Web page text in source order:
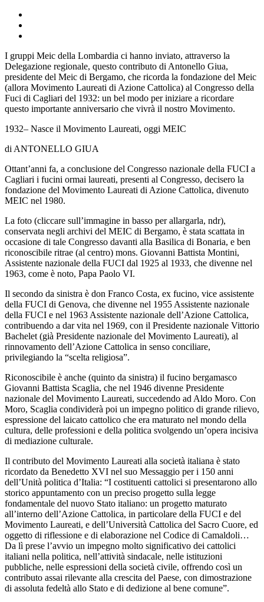
I gruppi Meic della Lombardia ci hanno inviato, attraverso la
Delegazione regionale, questo contributo di Antonello Giua,
presidente del Meic di Bergamo, che ricorda la fondazione del Meic
(allora Movimento Laureati di Azione Cattolica) al Congresso della
Fuci di Cagliari del 1932: un bel modo per iniziare a ricordare
questo importante anniversario che vivrà il nostro Movimento.
1932– Nasce il Movimento Laureati, oggi MEIC
di ANTONELLO GIUA
Ottant’anni fa, a conclusione del Congresso nazionale della FUCI a
Cagliari i fucini ormai laureati, presenti al Congresso, decisero la
fondazione del Movimento Laureati di Azione Cattolica, divenuto
MEIC nel 1980.
La foto (cliccare sull’immagine in basso per allargarla, ndr),
conservata negli archivi del MEIC di Bergamo, è stata scattata in
occasione di tale Congresso davanti alla Basilica di Bonaria, e ben
riconoscibile ritrae (al centro) mons. Giovanni Battista Montini,
Assistente nazionale della FUCI dal 1925 al 1933, che divenne nel
1963, come è noto, Papa Paolo VI.
Il secondo da sinistra è don Franco Costa, ex fucino, vice assistente
della FUCI di Genova, che divenne nel 1955 Assistente nazionale
della FUCI e nel 1963 Assistente nazionale dell’Azione Cattolica,
contribuendo a dar vita nel 1969, con il Presidente nazionale Vittorio
Bachelet (già Presidente nazionale del Movimento Laureati), al
rinnovamento dell’Azione Cattolica in senso conciliare,
privilegiando la “scelta religiosa”.
Riconoscibile è anche (quinto da sinistra) il fucino bergamasco
Giovanni Battista Scaglia, che nel 1946 divenne Presidente
nazionale del Movimento Laureati, succedendo ad Aldo Moro. Con
Moro, Scaglia condividerà poi un impegno politico di grande rilievo,
espressione del laicato cattolico che era maturato nel mondo della
cultura, delle professioni e della politica svolgendo un’opera incisiva
di mediazione culturale.
Il contributo del Movimento Laureati alla società italiana è stato
ricordato da Benedetto XVI nel suo Messaggio per i 150 anni
dell’Unità politica d’Italia: “I costituenti cattolici si presentarono allo
storico appuntamento con un preciso progetto sulla legge
fondamentale del nuovo Stato italiano: un progetto maturato
all’interno dell’Azione Cattolica, in particolare della FUCI e del
Movimento Laureati, e dell’Università Cattolica del Sacro Cuore, ed
oggetto di riflessione e di elaborazione nel Codice di Camaldoli…
Da lì prese l’avvio un impegno molto significativo dei cattolici
italiani nella politica, nell’attività sindacale, nelle istituzioni
pubbliche, nelle espressioni della società civile, offrendo così un
contributo assai rilevante alla crescita del Paese, con dimostrazione
di assoluta fedeltà allo Stato e di dedizione al bene comune”.